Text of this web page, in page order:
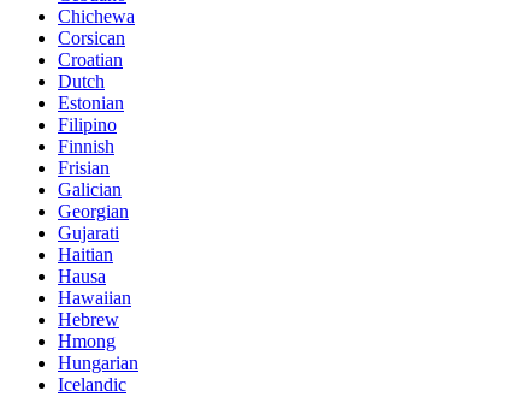
Chichewa
Corsican
Croatian
Dutch
Estonian
Filipino
Finnish
Frisian
Galician
Georgian
Gujarati
Haitian
Hausa
Hawaiian
Hebrew
Hmong
Hungarian
Icelandic